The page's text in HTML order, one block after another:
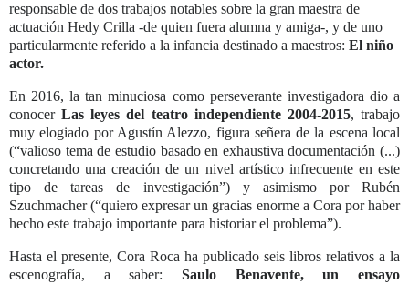
responsable de dos trabajos notables sobre la gran maestra de
actuación Hedy Crilla -de quien fuera alumna y amiga-, y de uno
particularmente referido a la infancia destinado a maestros: El niño
actor.
En 2016, la tan minuciosa como perseverante investigadora dio a
conocerLas leyes del teatro independiente2004-2015, trabajo
muy elogiado por Agustín Alezzo, figura señera de la escena local
(“valioso tema de estudio basado en exhaustiva documentación (...)
concretando una creación de un nivel artístico infrecuente en este
tipo de tareas de investigación”) y asimismo por Rubén
Szuchmacher (“quiero expresar un gracias enorme a Cora por haber
hecho este trabajo importante para historiar el problema”).
Hasta el presente, Cora Roca ha publicado seis libros relativos a la
escenografía, a saber: Saulo
Benavente, un ensayo